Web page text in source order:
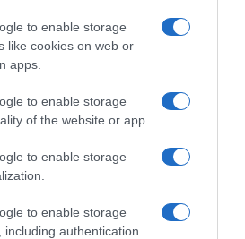
to enable storage
like cookies on web or
apps.
to enable storage
of the website or app.
to enable storage
to enable storage
including authentication
Αυτός είναι ο λόγος
που οι beauty lovers
αντικαθιστούν το
το καλοκαίρι